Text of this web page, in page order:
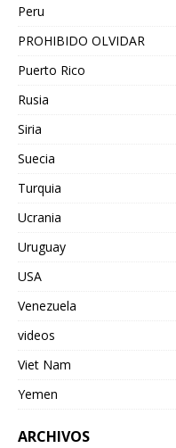
Peru
PROHIBIDO OLVIDAR
Puerto Rico
Rusia
Siria
Suecia
Turquia
Ucrania
Uruguay
USA
Venezuela
videos
Viet Nam
Yemen
ARCHIVOS